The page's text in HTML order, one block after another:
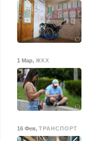
1 Мар, ЖКХ
16 Фев, ТРАНСПОРТ